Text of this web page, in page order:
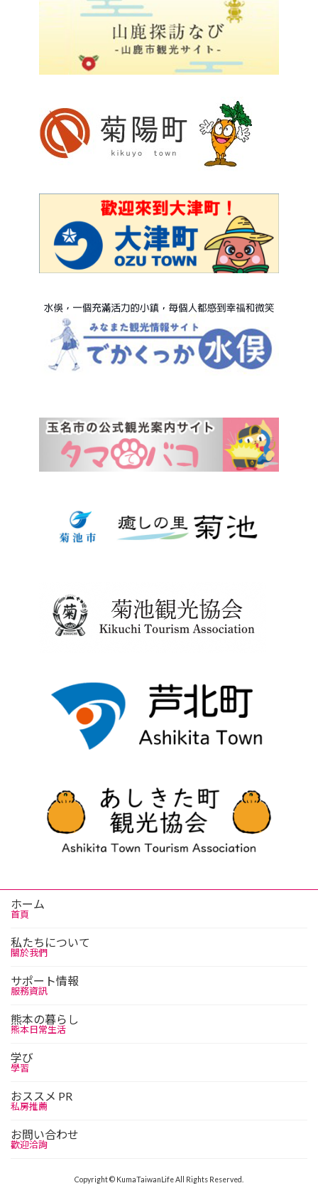
ホーム
首頁
私たちについて
關於我們
サポート情報
服務資訊
熊本の暮らし
熊本日常生活
学び
學習
おススメ PR
私房推薦
お問い合わせ
歡迎洽詢
Copyright © KumaTaiwanLife All Rights Reserved.